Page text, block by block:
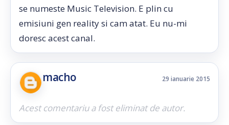
se numeste Music Television. E plin cu
emisiuni gen reality si cam atat. Eu nu-mi
doresc acest canal.
macho 29 ianuarie 2015
Acest comentariu a fost eliminat de autor.